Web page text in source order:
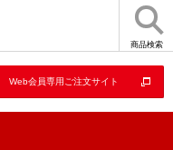
商品検索
Web会員専用ご注文サイト